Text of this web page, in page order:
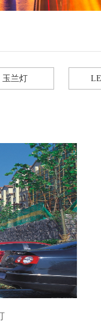
玉兰灯